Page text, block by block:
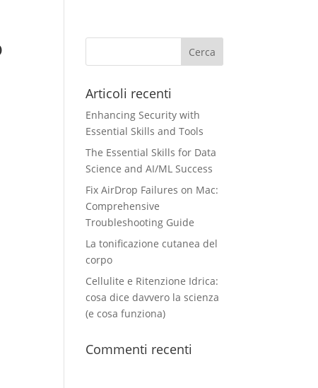
Articoli recenti
Enhancing Security with
Essential Skills and Tools
The Essential Skills for Data
Science and AI/ML Success
Fix AirDrop Failures on Mac:
Comprehensive
Troubleshooting Guide
La tonificazione cutanea del
corpo
Cellulite e Ritenzione Idrica:
cosa dice davvero la scienza
(e cosa funziona)
Commenti recenti